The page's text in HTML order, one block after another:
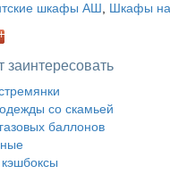
шкафы АШ, Шкафы на
со скамьей
баллонов